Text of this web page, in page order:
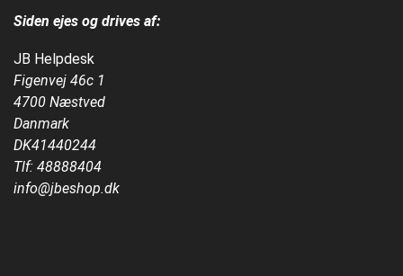
Siden ejes og drives af:
JB Helpdesk
Figenvej 46c 1
4700 Næstved
Danmark
DK41440244
Tlf: 48888404
info@jbeshop.dk